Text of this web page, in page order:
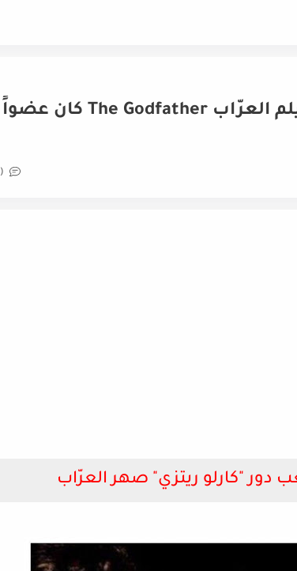
جياني روسو الذي لعب دور في فيلم العرّاب The Godfather كان عضواً
(0)
دور "كارلو ريتزي" صهر العرّاب